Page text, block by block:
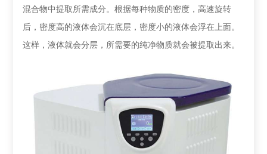
混合物中提取所需成分。根据每种物质的密度，高速旋转
后，密度高的液体会沉在底层，密度小的液体会浮在上面。
这样，液体就会分层，所需要的纯净物质就会被提取出来。